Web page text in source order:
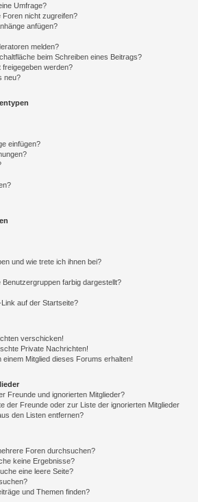
Umfrage?
Foren nicht zugreifen?
anfügen?
melden?
beim Schreiben eines Beitrags?
werden?
neu?
einfügen?
und wie trete ich ihnen bei?
farbig dargestellt?
auf der Startseite?
verschicken!
Private Nachrichten!
Mitglied dieses Forums erhalten!
Freunde und ignorierten Mitglieder?
der Freunde oder zur Liste der ignorierten Mitglieder
den Listen entfernen?
Foren durchsuchen?
keine Ergebnisse?
eine leere Seite?
und Themen finden?